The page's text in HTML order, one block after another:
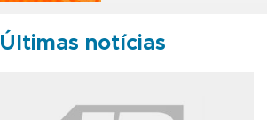
Últimas notícias